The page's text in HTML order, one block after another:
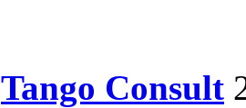
Tango Consult